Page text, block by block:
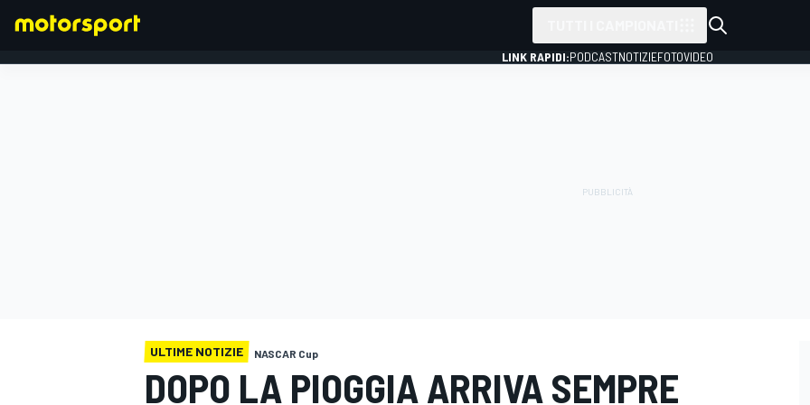
LINK RAPIDI:PODCASTNOTIZIEFOTOVIDEO
ULTIME NOTIZIE NASCAR Cup
DOPO LA PIOGGIA ARRIVA SEMPRE